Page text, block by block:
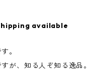
available
。
が、知る人ぞ知る逸品。